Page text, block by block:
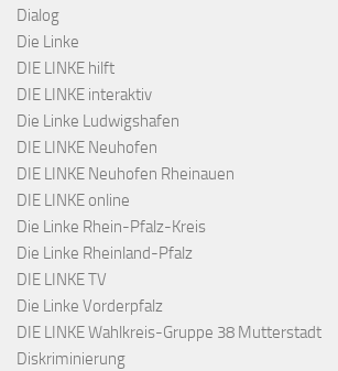
Dialog
Die Linke
DIE LINKE hilft
DIE LINKE interaktiv
Die Linke Ludwigshafen
DIE LINKE Neuhofen
DIE LINKE Neuhofen Rheinauen
DIE LINKE online
Die Linke Rhein-Pfalz-Kreis
Die Linke Rheinland-Pfalz
DIE LINKE TV
Die Linke Vorderpfalz
DIE LINKE Wahlkreis-Gruppe 38 Mutterstadt
Diskriminierung